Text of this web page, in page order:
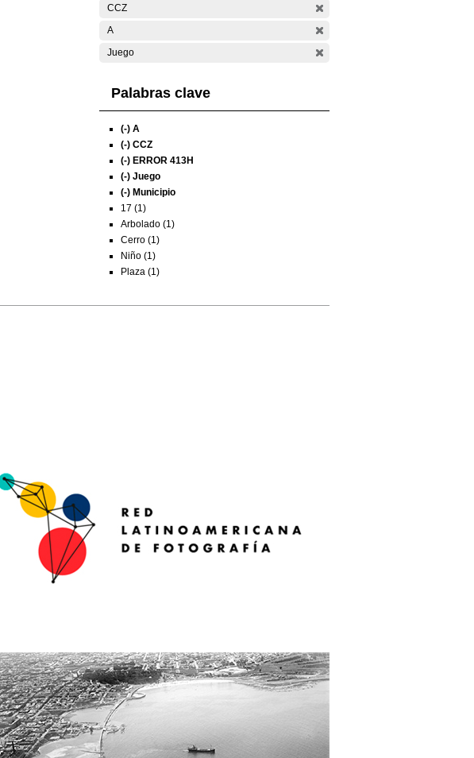
CCZ
A
Juego
Palabras clave
(-) A
(-) CCZ
(-) ERROR 413H
(-) Juego
(-) Municipio
17 (1)
Arbolado (1)
Cerro (1)
Niño (1)
Plaza (1)